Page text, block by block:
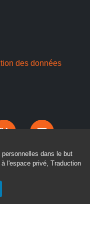
dans le but
l'espace privé, Traduction
des données